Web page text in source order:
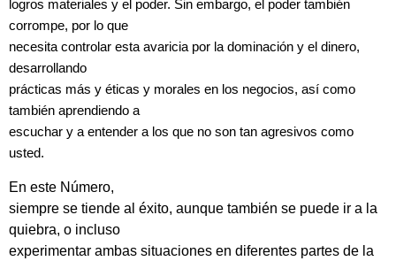
logros materiales y el poder. Sin embargo, el poder también
corrompe, por lo que
necesita controlar esta avaricia por la dominación y el dinero,
desarrollando
prácticas más y éticas y morales en los negocios, así como
también aprendiendo a
escuchar y a entender a los que no son tan agresivos como
usted.
En este Número,
siempre se tiende al éxito, aunque también se puede ir a la
quiebra, o incluso
experimentar ambas situaciones en diferentes partes de la